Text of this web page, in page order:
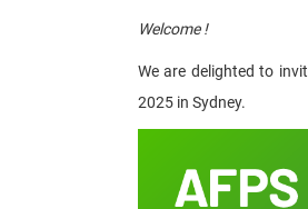
Welcome !
We are delighted to
2025 in Sydney.